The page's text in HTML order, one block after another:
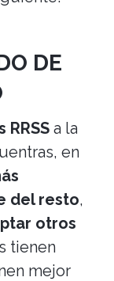
DE
a la
en
del resto,
otros
tienen
mejor